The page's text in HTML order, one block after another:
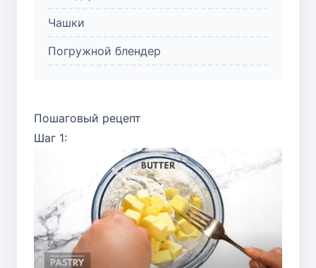
Чашки
Погружной блендер
Пошаговый рецепт
Шаг 1: